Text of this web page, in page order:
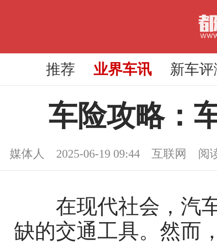
推荐 业界车讯 新车评
车险攻略：
媒体人 2025-06-19 09:44 互联网 阅
在现代社会，汽车
缺的交通工具。然而